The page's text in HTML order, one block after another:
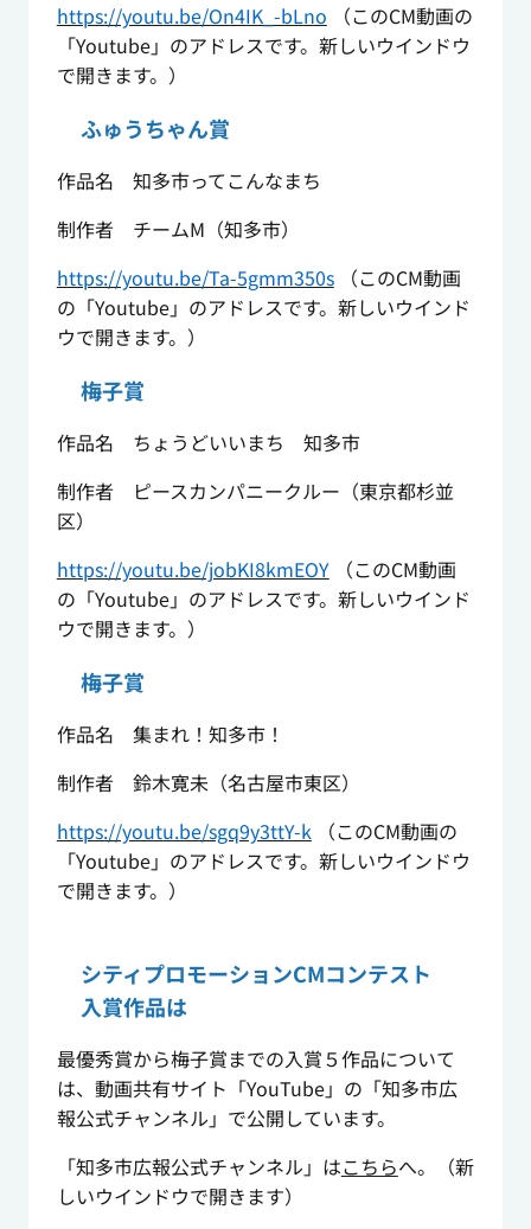
https://youtu.be/On4IK_-bLno （このCM動画の
「Youtube」のアドレスです。新しいウインドウ
で開きます。）
ふゅうちゃん賞
作品名 知多市ってこんなまち
制作者 チームM（知多市）
https://youtu.be/Ta-5gmm350s（このCM動画
の「Youtube」のアドレスです。新しいウインド
ウで開きます。）
梅子賞
作品名 ちょうどいいまち 知多市
制作者 ピースカンパニークルー（東京都杉並
区）
https://youtu.be/jobKI8kmEOY（このCM動画
の「Youtube」のアドレスです。新しいウインド
ウで開きます。）
梅子賞
作品名 集まれ！知多市！
制作者 鈴木寛未（名古屋市東区）
https://youtu.be/sgq9y3ttY-k（このCM動画の
「Youtube」のアドレスです。新しいウインドウ
で開きます。）
シティプロモーションCMコンテスト
入賞作品は
最優秀賞から梅子賞までの入賞５作品について
は、動画共有サイト「YouTube」の「知多市広
報公式チャンネル」で公開しています。
「知多市広報公式チャンネル」はこちらへ。（新
しいウインドウで開きます）